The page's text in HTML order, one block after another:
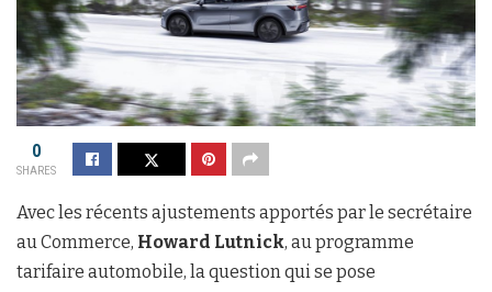
0
SHARES
Avec les récents ajustements apportés par le secrétaire
au Commerce, Howard Lutnick, au programme
tarifaire automobile, la question qui se pose